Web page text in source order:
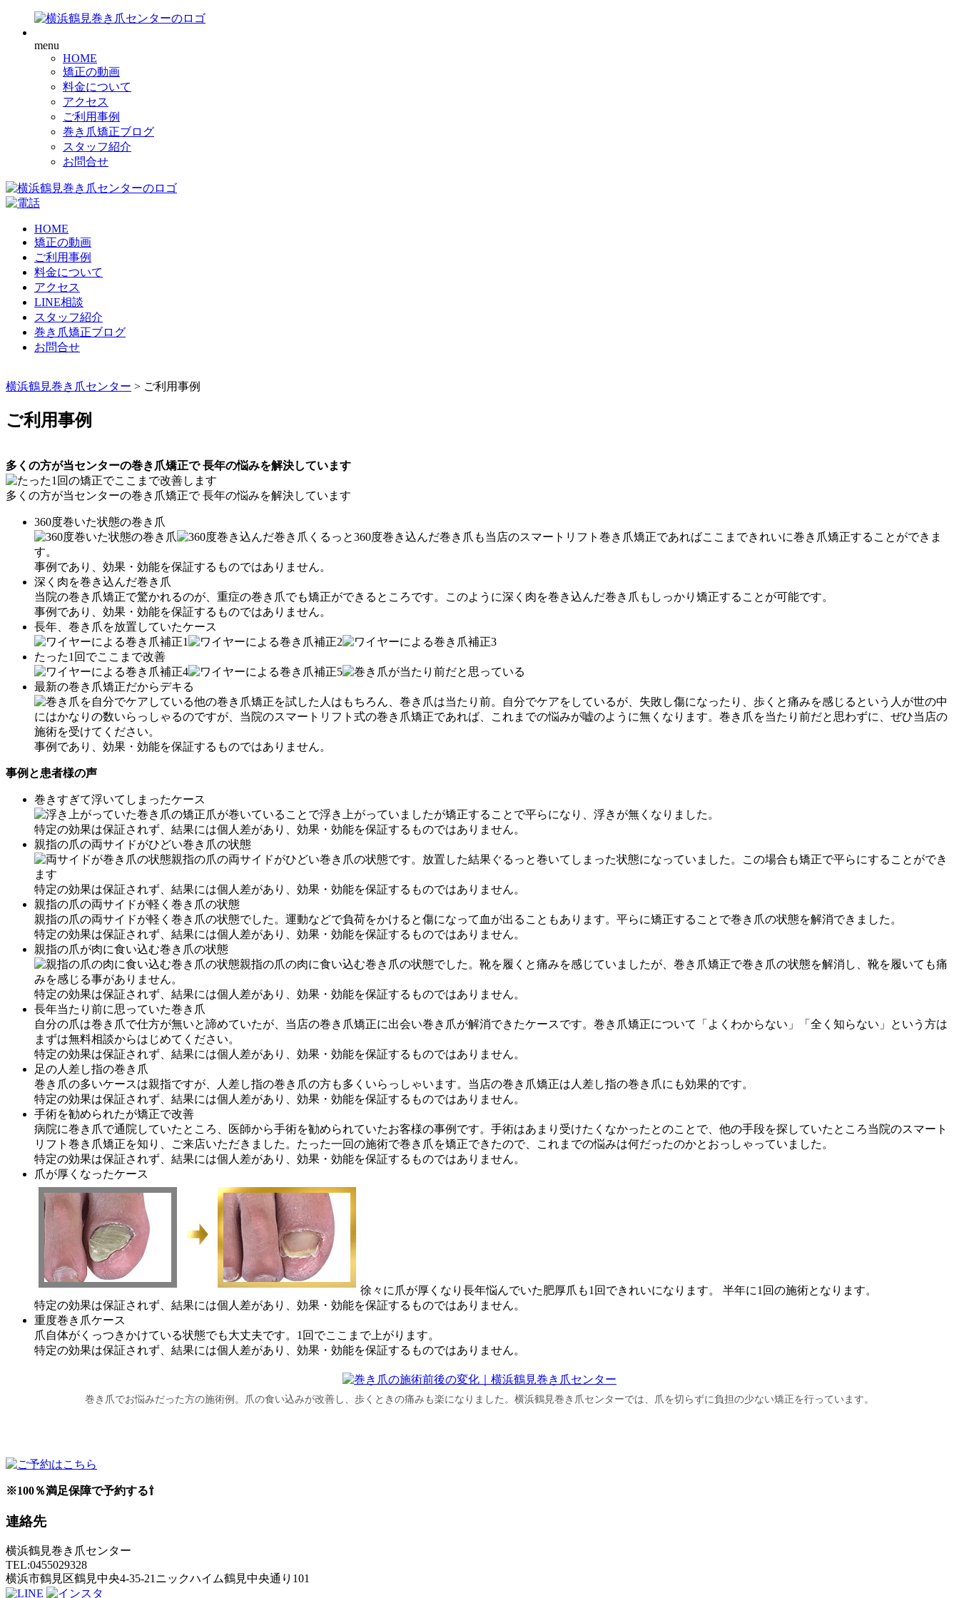
menu
HOME
矯正の動画
料金について
アクセス
ご利用事例
巻き爪矯正ブログ
スタッフ紹介
お問合せ
HOME
矯正の動画
ご利用事例
料金について
アクセス
LINE相談
スタッフ紹介
巻き爪矯正ブログ
お問合せ
横浜鶴見巻き爪センター > ご利用事例
ご利用事例
多くの方が当センターの巻き爪矯正で 長年の悩みを解決しています
多くの方が当センターの巻き爪矯正で 長年の悩みを解決しています
360度巻いた状態の巻き爪
くるっと360度巻き込んだ巻き爪も当店のスマートリフト巻き爪矯正であればここまできれいに巻き爪矯正することができま
す。
事例であり、効果・効能を保証するものではありません。
深く肉を巻き込んだ巻き爪
当院の巻き爪矯正で驚かれるのが、重症の巻き爪でも矯正ができるところです。このように深く肉を巻き込んだ巻き爪もしっかり矯正することが可能です。
事例であり、効果・効能を保証するものではありません。
長年、巻き爪を放置していたケース
たった1回でここまで改善
最新の巻き爪矯正だからデキる
他の巻き爪矯正を試した人はもちろん、巻き爪は当たり前。自分でケアをしているが、失敗し傷になったり、歩くと痛みを感じるという人が世の中
にはかなりの数いらっしゃるのですが、当院のスマートリフト式の巻き爪矯正であれば、これまでの悩みが嘘のように無くなります。巻き爪を当たり前だと思わずに、ぜひ当店の
施術を受けてください。
事例であり、効果・効能を保証するものではありません。
事例と患者様の声
巻きすぎて浮いてしまったケース
爪が巻いていることで浮き上がっていましたが矯正することで平らになり、浮きが無くなりました。
特定の効果は保証されず、結果には個人差があり、効果・効能を保証するものではありません。
親指の爪の両サイドがひどい巻き爪の状態
親指の爪の両サイドがひどい巻き爪の状態です。放置した結果ぐるっと巻いてしまった状態になっていました。この場合も矯正で平らにすることができ
ます
特定の効果は保証されず、結果には個人差があり、効果・効能を保証するものではありません。
親指の爪の両サイドが軽く巻き爪の状態
親指の爪の両サイドが軽く巻き爪の状態でした。運動などで負荷をかけると傷になって血が出ることもあります。平らに矯正することで巻き爪の状態を解消できました。
特定の効果は保証されず、結果には個人差があり、効果・効能を保証するものではありません。
親指の爪が肉に食い込む巻き爪の状態
親指の爪の肉に食い込む巻き爪の状態でした。靴を履くと痛みを感じていましたが、巻き爪矯正で巻き爪の状態を解消し、靴を履いても痛
みを感じる事がありません。
特定の効果は保証されず、結果には個人差があり、効果・効能を保証するものではありません。
長年当たり前に思っていた巻き爪
自分の爪は巻き爪で仕方が無いと諦めていたが、当店の巻き爪矯正に出会い巻き爪が解消できたケースです。巻き爪矯正について「よくわからない」「全く知らない」という方は
まずは無料相談からはじめてください。
特定の効果は保証されず、結果には個人差があり、効果・効能を保証するものではありません。
足の人差し指の巻き爪
巻き爪の多いケースは親指ですが、人差し指の巻き爪の方も多くいらっしゃいます。当店の巻き爪矯正は人差し指の巻き爪にも効果的です。
特定の効果は保証されず、結果には個人差があり、効果・効能を保証するものではありません。
手術を勧められたが矯正で改善
病院に巻き爪で通院していたところ、医師から手術を勧められていたお客様の事例です。手術はあまり受けたくなかったとのことで、他の手段を探していたところ当院のスマート
リフト巻き爪矯正を知り、ご来店いただきました。たった一回の施術で巻き爪を矯正できたので、これまでの悩みは何だったのかとおっしゃっていました。
特定の効果は保証されず、結果には個人差があり、効果・効能を保証するものではありません。
爪が厚くなったケース
徐々に爪が厚くなり長年悩んでいた肥厚爪も1回できれいになります。 半年に1回の施術となります。
特定の効果は保証されず、結果には個人差があり、効果・効能を保証するものではありません。
重度巻き爪ケース
爪自体がくっつきかけている状態でも大丈夫です。1回でここまで上がります。
特定の効果は保証されず、結果には個人差があり、効果・効能を保証するものではありません。
巻き爪でお悩みだった方の施術例。爪の食い込みが改善し、歩くときの痛みも楽になりました。横浜鶴見巻き爪センターでは、爪を切らずに負担の少ない矯正を行っています。
※100％満足保障で予約する⇧
連絡先
横浜鶴見巻き爪センター
TEL:0455029328
横浜市鶴見区鶴見中央4-35-21ニックハイム鶴見中央通り101